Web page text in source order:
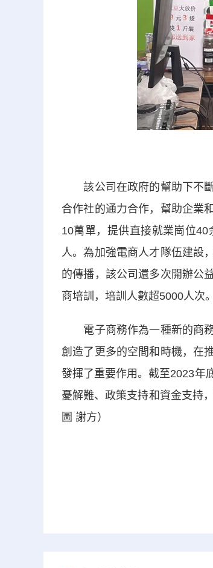
該公司在政府的幫助下不斷
合作社的通力合作，幫助企業
10萬單，提供直接就業崗位
人。為加強電商人才隊伍建設
的傳播，該公司還多次開辦公
商培訓，培訓人數超5000人次。
電子商務作為一種新的商務
創造了更多的空間和時機，在
發揮了重要作用。截至2023年
憂解難、政策支持和資金支持
圖 謝方）